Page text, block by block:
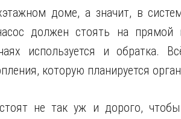
доме, а значит, в
должен стоять на прямой
используется и обратка.
которую планируется
не так уж и дорого,